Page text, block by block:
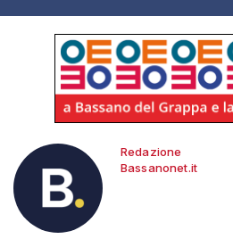
Redazione
Bassanonet.it